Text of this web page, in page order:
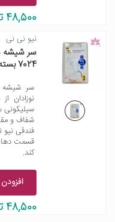
48,500 تومان
نیو نی نی
سر شیشه
7024 بسته 2 عددی
سر شیشه
سیلیکونی
شفاف و
فندقی
قسمت
کند.
48,500 تومان